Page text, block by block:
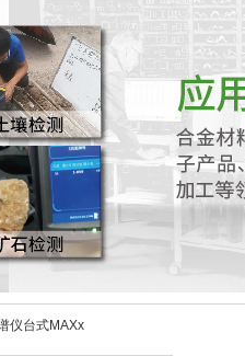
仪台式MAXx